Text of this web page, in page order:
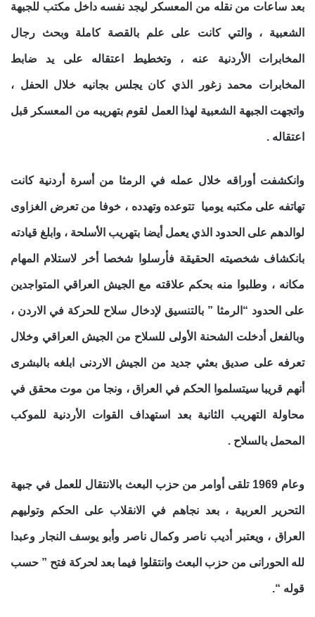
بعد ساعات من نقله من المعسكر ليجد نفسه داخل مكتب للجبهة
الشعبية ، والتي كانت على علم بالقصة كاملة وبحث رجال
المخابرات الأردنية عنه ، وتخطيط اعتقاله على يد ضابط
المخابرات محمد زغور الذي كان يجلس بجانيه خلال الحفل ،
واتجهت الجبهة الشعبية لهذا العمل لقوم بتهريبه من المعسكر قبل
اعتقاله .
وانكشفت أوراقه خلال عمله في الرمثا من أسرة أردنية كانت
تهاتفه على مكتبه يوميا تتوعده وتهدده ، خوفا من تعرض الغزاوى
لوالدهم على الحدود الذي يعمل أيضا بتهريب الأسلحة ، وابلغ قيادته
بانكشاف شخصيته الحقيقة فأرسلوا شخصا أخر لاستلام المهام
مكانه ، وطلبوا منه بحكم علاقته مع الجيش العراقي المتواجدين
على الحدود “الرمثا ” بالتنسيق لإدخال سلاح للحركة في الاردن ،
وبالفعل أدخلت الشحنة الأولى للسلاح من الجيش العراقي وخلال
تعرفه على صديق بعثي جديد من الجيش الاردنى ابلغه بالبشرى
أنهم قريبا سيتسلموا الحكم في العراق ، ونجا من موت محقق في
محاولة التهريب الثانية بعد استهداف القوات الأردنية للموكب
المحمل بالسلاح .
وعام 1969 تلقى أوامر من حزب البعث بالانتقال للعمل في جبهة
التحرير العربية ، بعد نجاهم في الانقلاب على الحكم وتوليهم
العراق ، ويعتبر أديب ناصر وكمال ناصر وأبو يوسف النجار وعبدا
لله الحورانى من حزب البعث وانتقلوا فيما بعد لحركة فتح ” حسب
قوله “.